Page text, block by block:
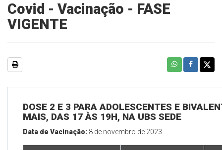
Covid - Vacinação - FASE
VIGENTE
DOSE 2 E 3 PARA ADOLESCENTES E
MAIS, DAS 17 ÀS 19H, NA UBS SEDE
Data de Vacinação: 8 de novembro de 2023